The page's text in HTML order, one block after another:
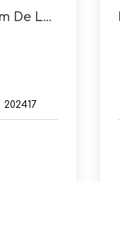
(A22) Appartement T2 À 300m De La Plage
202417